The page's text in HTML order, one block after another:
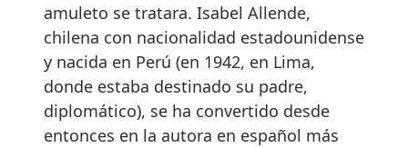
amuleto se tratara. Isabel Allende,
chilena con nacionalidad estadounidense
y nacida en Perú (en 1942, en Lima,
donde estaba destinado su padre,
diplomático), se ha convertido desde
entonces en la autora en español más